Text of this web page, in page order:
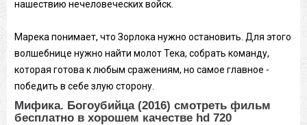
нашествию нечеловеческих войск.
Марека понимает, что Зорлока нужно остановить. Для этого
волшебнице нужно найти молот Тека, собрать команду,
которая готова к любым сражениям, но самое главное -
победить в себе злую сторону.
Мифика. Богоубийца (2016) смотреть фильм
бесплатно в хорошем качестве hd 720